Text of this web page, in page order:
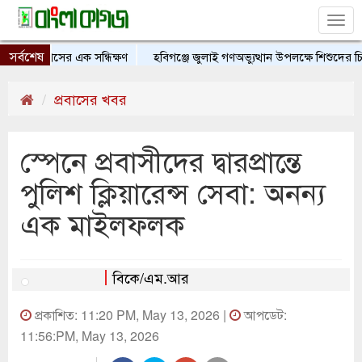
সর্বশেষ এক সন্ধিক্ষণ হবিগঞ্জে জুলাই গণঅভ্যুত্থান উপলক্ষে শিশুদের চিত্র
প্রবাসের খবর
স্পেনে প্রবাসীদের দ্বারপ্রান্তে
পুলিশ ক্লিয়ারেন্স সেবা: অনন্য
এক মাইলফলক
বিকে/এম.আর
প্রকাশিত: 11:20 PM, May 13, 2026 |
আপডেট:
11:56:PM, May 13, 2026